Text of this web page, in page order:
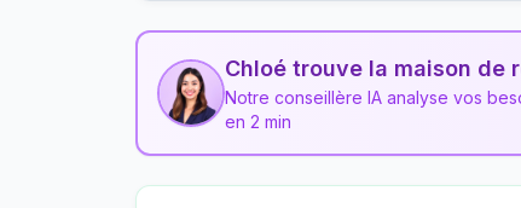
Chloé trouve la maison de
Notre conseillère IA analyse vos
en 2 min